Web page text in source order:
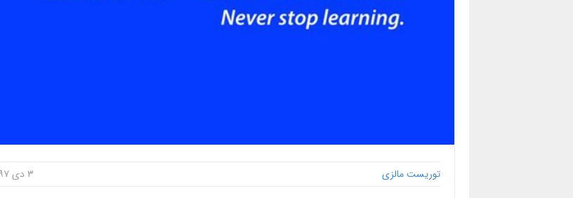
توریست مالزی ۳ دی ۱۳۹۷